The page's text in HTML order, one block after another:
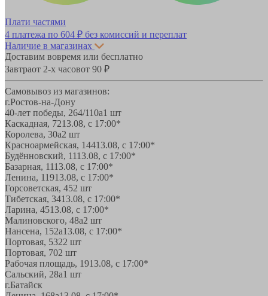
Плати частями
4 платежа по 604 ₽ без комиссий и переплат
Наличие в магазинах
Доставим вовремя или бесплатно
Завтраот 2-х часовот 90 ₽
Самовывоз из магазинов:
г.Ростов-на-Дону
40-лет победы, 264/110а1 шт
Каскадная, 7213.08, с 17:00*
Королева, 30а2 шт
Красноармейская, 14413.08, с 17:00*
Будённовский, 1113.08, с 17:00*
Базарная, 1113.08, с 17:00*
Ленина, 11913.08, с 17:00*
Горсоветская, 452 шт
Тибетская, 3413.08, с 17:00*
Ларина, 4513.08, с 17:00*
Малиновского, 48а2 шт
Нансена, 152а13.08, с 17:00*
Портовая, 5322 шт
Портовая, 702 шт
Рабочая площадь, 1913.08, с 17:00*
Сальский, 28a1 шт
г.Батайск